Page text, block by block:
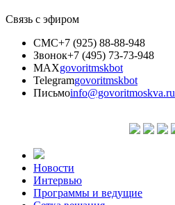
Связь с эфиром
СМС+7 (925) 88-88-948
Звонок+7 (495) 73-73-948
MAXgovoritmskbot
Telegramgovoritmskbot
Письмоinfo@govoritmoskva.ru
Новости
Интервью
Программы и ведущие